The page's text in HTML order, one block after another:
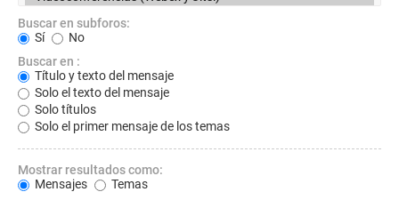
Buscar en subforos:
Sí
No
Buscar en :
Título y texto del mensaje
Solo el texto del mensaje
Solo títulos
Solo el primer mensaje de los temas
Mostrar resultados como:
Mensajes
Temas